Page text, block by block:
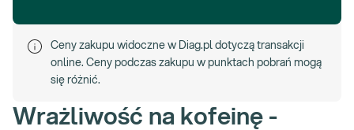
Ceny zakupu widoczne w Diag.pl dotyczą transakcji
online. Ceny podczas zakupu w punktach pobrań mogą
się różnić.
Wrażliwość na kofeinę -